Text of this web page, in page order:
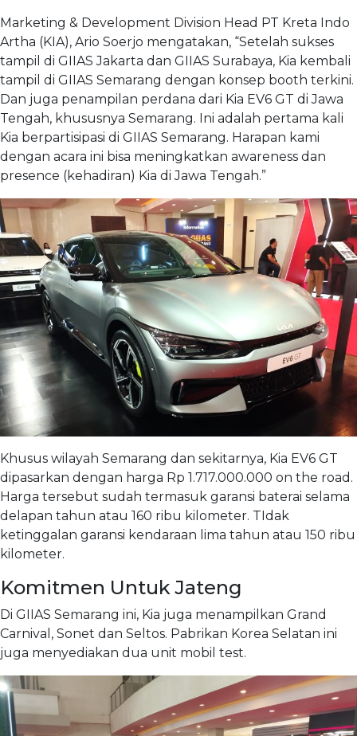
Marketing & Development Division Head PT Kreta Indo
Artha (KIA), Ario Soerjo mengatakan, “Setelah sukses
tampil di GIIAS Jakarta dan GIIAS Surabaya, Kia kembali
tampil di GIIAS Semarang dengan konsep booth terkini.
Dan juga penampilan perdana dari Kia EV6 GT di Jawa
Tengah, khususnya Semarang. Ini adalah pertama kali
Kia berpartisipasi di GIIAS Semarang. Harapan kami
dengan acara ini bisa meningkatkan awareness dan
presence (kehadiran) Kia di Jawa Tengah.”
Khusus wilayah Semarang dan sekitarnya, Kia EV6 GT
dipasarkan dengan harga Rp 1.717.000.000 on the road.
Harga tersebut sudah termasuk garansi baterai selama
delapan tahun atau 160 ribu kilometer. TIdak
ketinggalan garansi kendaraan lima tahun atau 150 ribu
kilometer.
Komitmen Untuk Jateng
Di GIIAS Semarang ini, Kia juga menampilkan Grand
Carnival, Sonet dan Seltos. Pabrikan Korea Selatan ini
juga menyediakan dua unit mobil test.